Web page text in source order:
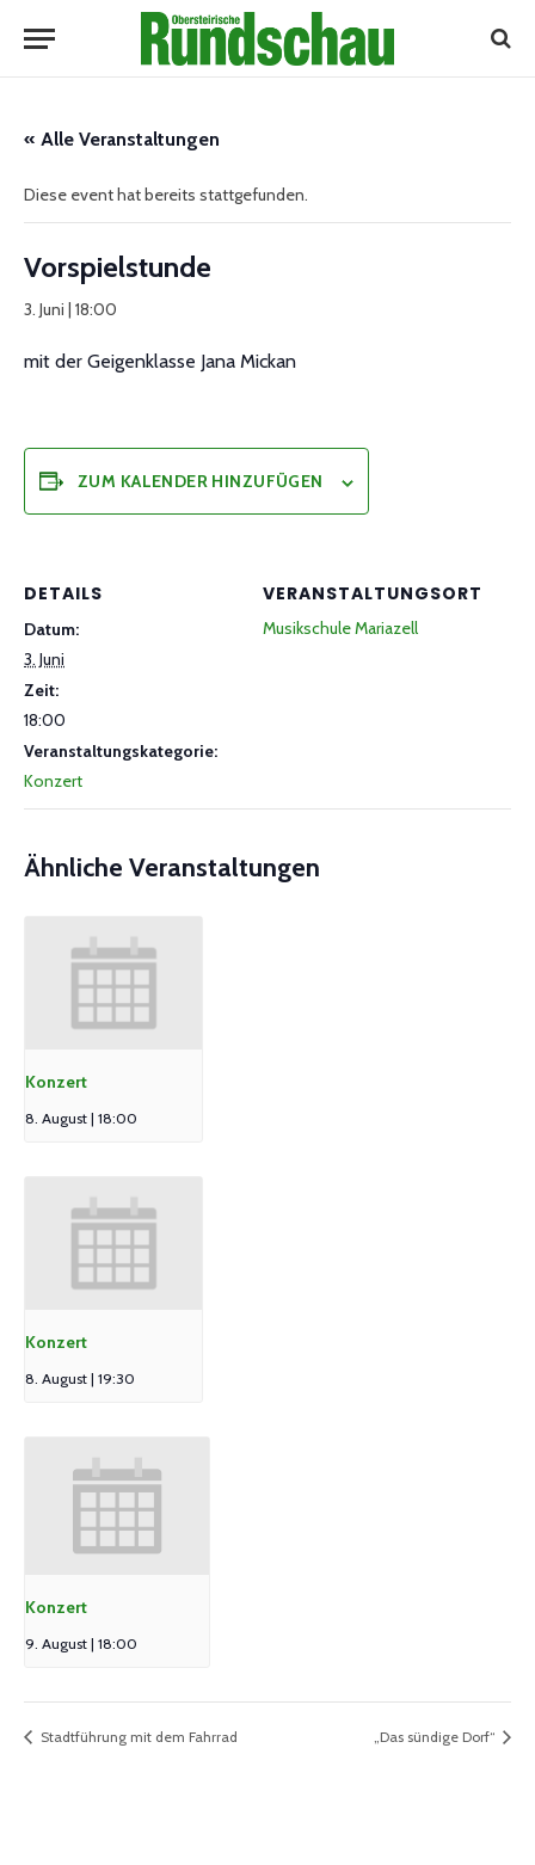
« Alle Veranstaltungen
Diese event hat bereits stattgefunden.
Vorspielstunde
3. Juni | 18:00
mit der Geigenklasse Jana Mickan
ZUM KALENDER HINZUFÜGEN
DETAILS
Datum:
3. Juni
Zeit:
18:00
Veranstaltungskategorie:
Konzert
VERANSTALTUNGSORT
Musikschule Mariazell
Ähnliche Veranstaltungen
Konzert
8. August | 18:00
Konzert
8. August | 19:30
Konzert
9. August | 18:00
Stadtführung mit dem Fahrrad „Das sündige Dorf“